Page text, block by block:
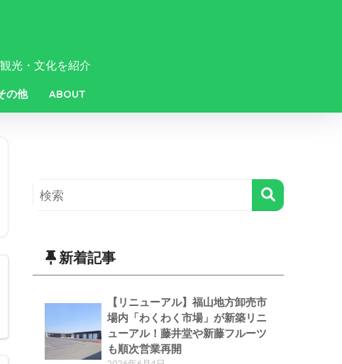
光・文化を紹介
の他 ABOUT
新着記事
【リニューアル】福山地方卸売市
場内「わくわく市場」が新築リニ
ューアル！藤井堂や新藤フルーツ
も順次営業再開